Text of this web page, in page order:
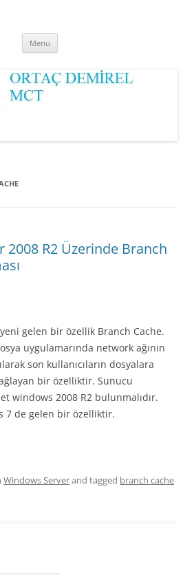
Menu
2008 R2 Üzerinde Branch
gelen bir özellik Branch Cache.
uygulamarında network ağının
son kullanıcıların dosyalara
bir özelliktir. Sunucu
windows 2008 R2 bulunmalıdır.
7 de gelen bir özelliktir.
Windows Serverand tagged branch cache